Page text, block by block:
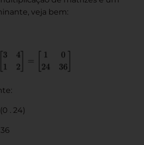
veja bem:
. 24)